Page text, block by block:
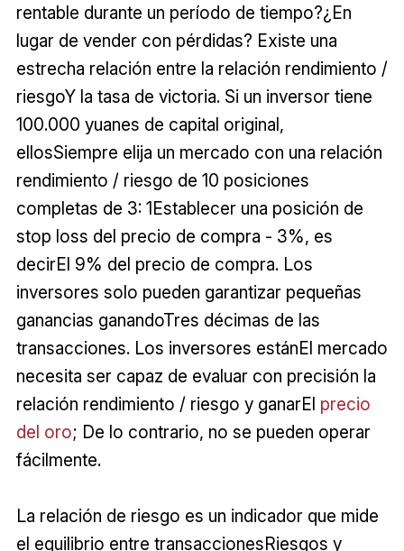
rentable durante un período de tiempo?¿En
lugar de vender con pérdidas? Existe una
estrecha relación entre la relación rendimiento /
riesgoY la tasa de victoria. Si un inversor tiene
100.000 yuanes de capital original,
ellosSiempre elija un mercado con una relación
rendimiento / riesgo de 10 posiciones
completas de 3: 1Establecer una posición de
stop loss del precio de compra - 3%, es
decirEl 9% del precio de compra. Los
inversores solo pueden garantizar pequeñas
ganancias ganandoTres décimas de las
transacciones. Los inversores estánEl mercado
necesita ser capaz de evaluar con precisión la
relación rendimiento / riesgo y ganarEl precio
del oro; De lo contrario, no se pueden operar
fácilmente.
La relación de riesgo es un indicador que mide
el equilibrio entre transaccionesRiesgos y